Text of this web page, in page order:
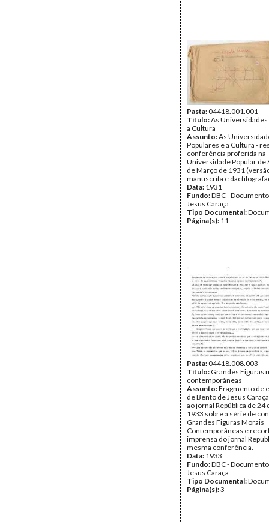
Pasta:04418.001.001
Título:As Universidades
a Cultura
Assunto:As
Populares e a Cultura -
conferência proferida na
Universidade Popular de
de Março de 1931
manuscrita e
Data: 1931
Fundo:DBC -
Jesus Caraça
Tipo Documental:
Página(s): 11
Pasta:04418.008.003
Título: Grandes Figuras
contemporâneas
Assunto:Fragmento de
de Bento de Jesus
ao jornal República de 24
1933 sobre a série de
Grandes Figuras Morais
Contemporâneas e
imprensa do jornal
mesma conferência.
Data: 1933
Fundo:DBC -
Jesus Caraça
Tipo Documental:
Página(s):3